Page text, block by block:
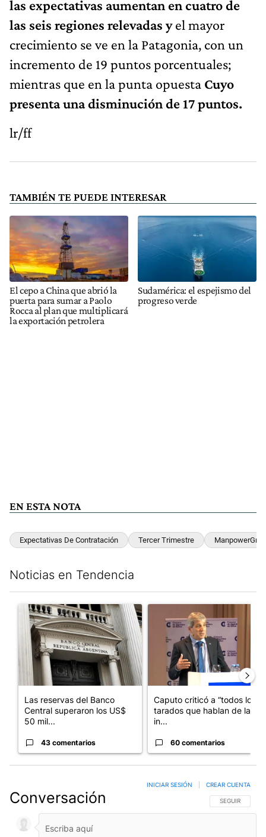
las expectativas aumentan en cuatro de
las seis regiones relevadas yel mayor
crecimiento se ve en la Patagonia, con un
incremento de 19 puntos porcentuales;
mientras que en la punta opuesta Cuyo
presenta una disminución de 17 puntos.
lr/ff
TAMBIÉN TE PUEDE INTERESAR
El cepo a China que abrió la
puerta para sumar a Paolo
Rocca al plan que multiplicará
la exportación petrolera
Sudamérica: el espejismo del
progreso verde
EN ESTA NOTA
Expectativas De Contratación Tercer Trimestre
Noticias en Tendencia
Un artículo de tendencia con el título "Las reservas del Banco
Las reservas del Banco
Central superaron los US$
50 mil...
43 comentarios
Caputo criticó a “todos los
tarados que hablan de la
in...
60 comentarios
Conversación SIGA ESTA
SEGUIR
INICIAR SESIÓN CREAR CUENTA